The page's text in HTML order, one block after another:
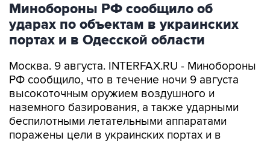
Минобороны РФ сообщило об
ударах по объектам в украинских
портах и в Одесской области
Москва. 9 августа. INTERFAX.RU - Минобороны
РФ сообщило, что в течение ночи 9 августа
высокоточным оружием воздушного и
наземного базирования, а также ударными
беспилотными летательными аппаратами
поражены цели в украинских портах и в